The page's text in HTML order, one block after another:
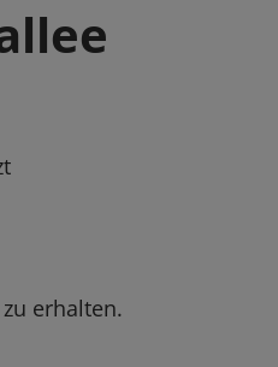
erhalten.